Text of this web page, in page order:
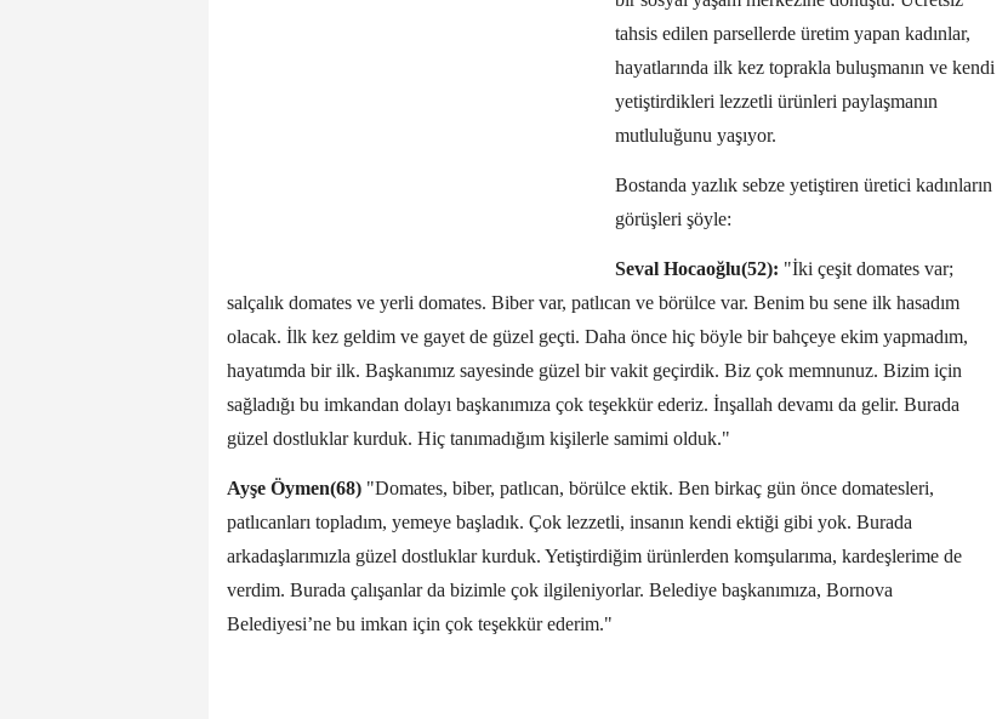
tahsis edilen parsellerde üretim yapan kadınlar,
hayatlarında ilk kez toprakla buluşmanın ve kendi
yetiştirdikleri lezzetli ürünleri paylaşmanın
mutluluğunu yaşıyor.
Bostanda yazlık sebze yetiştiren üretici kadınların
görüşleri şöyle:
Seval Hocaoğlu(52): "İki çeşit domates var;
salçalık domates ve yerli domates. Biber var, patlıcan ve börülce var. Benim bu sene ilk hasadım
olacak. İlk kez geldim ve gayet de güzel geçti. Daha önce hiç böyle bir bahçeye ekim yapmadım,
hayatımda bir ilk. Başkanımız sayesinde güzel bir vakit geçirdik. Biz çok memnunuz. Bizim için
sağladığı bu imkandan dolayı başkanımıza çok teşekkür ederiz. İnşallah devamı da gelir. Burada
güzel dostluklar kurduk. Hiç tanımadığım kişilerle samimi olduk."
Ayşe Öymen(68) "Domates, biber, patlıcan, börülce ektik. Ben birkaç gün önce domatesleri,
patlıcanları topladım, yemeye başladık. Çok lezzetli, insanın kendi ektiği gibi yok. Burada
arkadaşlarımızla güzel dostluklar kurduk. Yetiştirdiğim ürünlerden komşularıma, kardeşlerime de
verdim. Burada çalışanlar da bizimle çok ilgileniyorlar. Belediye başkanımıza, Bornova
Belediyesi’ne bu imkan için çok teşekkür ederim."